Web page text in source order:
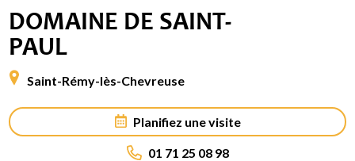
DOMAINE DE SAINT-
PAUL
Saint-Rémy-lès-Chevreuse
Planifiez une visite
01 71 25 08 98